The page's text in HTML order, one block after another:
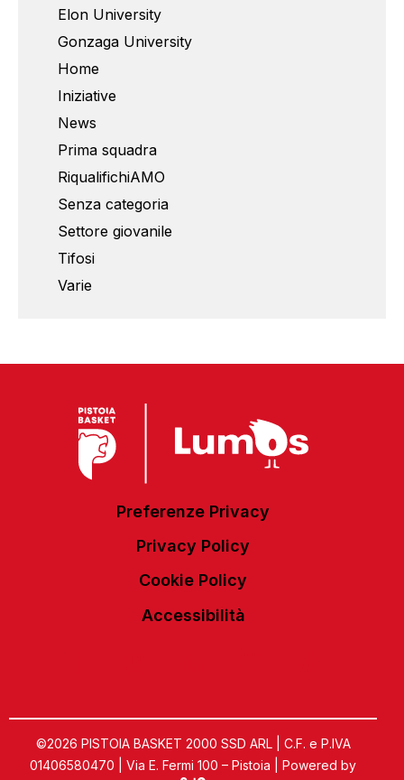
Elon University
Gonzaga University
Home
Iniziative
News
Prima squadra
RiqualifichiAMO
Senza categoria
Settore giovanile
Tifosi
Varie
Preferenze Privacy
Privacy Policy
Cookie Policy
Accessibilità
©2026 PISTOIA BASKET 2000 SSD ARL | C.F. e P.IVA
01406580470 | Via E. Fermi 100 – Pistoia | Powered by